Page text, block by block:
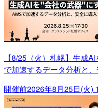
【8/25（火）札幌】生成
で加速するデータ分析と
開催前2026年8月25日(火)